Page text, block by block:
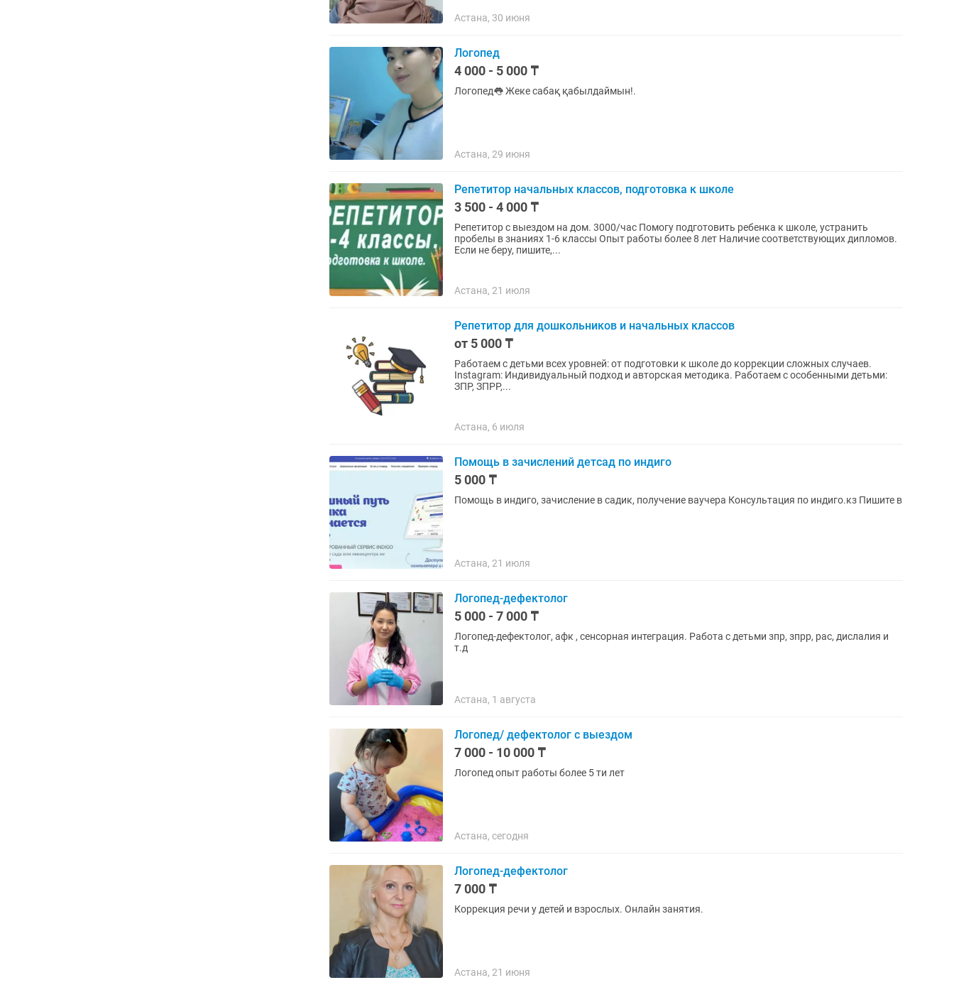
Астана, 30 июня
Логопед
4 000 - 5 000 ₸
Логопед👅 Жеке сабақ қабылдаймын!.
Астана, 29 июня
Репетитор начальных классов, подготовка к школе
3 500 - 4 000 ₸
Репетитор с выездом на дом. 3000/час Помогу подготовить ребенка к школе, устранить
пробелы в знаниях 1-6 классы Опыт работы более 8 лет Наличие соответствующих дипломов.
Если не беру, пишите,...
Астана, 21 июля
Репетитор для дошкольников и начальных классов
от 5 000 ₸
Работаем с детьми всех уровней: от подготовки к школе до коррекции сложных случаев.
Instagram: Индивидуальный подход и авторская методика. Работаем с особенными детьми:
ЗПР, ЗПРР,...
Астана, 6 июля
Помощь в зачислений детсад по индиго
5 000 ₸
Помощь в индиго, зачисление в садик, получение ваучера Консультация по индиго.кз Пишите в
Астана, 21 июля
Логопед-дефектолог
5 000 - 7 000 ₸
Логопед-дефектолог, афк , сенсорная интеграция. Работа с детьми зпр, зпрр, рас, дислалия и
т.д
Астана, 1 августа
Логопед/ дефектолог с выездом
7 000 - 10 000 ₸
Логопед опыт работы более 5 ти лет
Астана, сегодня
Логопед-дефектолог
7 000 ₸
Коррекция речи у детей и взрослых. Онлайн занятия.
Астана, 21 июня